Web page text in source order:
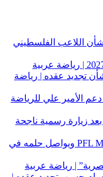
اللاعب الفلسطيني
تجديد عقده | رياضة
دعم الأمير علي للرياضة
بعد زيارة رسمية ناجحة
الكيالي يتأهل إلى نصف نهائي PFL MENA ويواصل حلمه في
| رياضة عربية